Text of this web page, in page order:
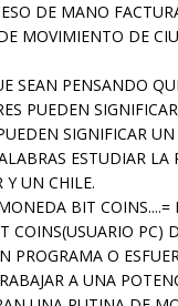
DE MANO
MOVIMIENTO DE
SEAN PENSANDO
PUEDEN
SIGNIFICAR
ESTUDIAR
Y UN CHILE.
BIT COINS....=
COINS(USUARIO PC)
PROGRAMA O
A UNA